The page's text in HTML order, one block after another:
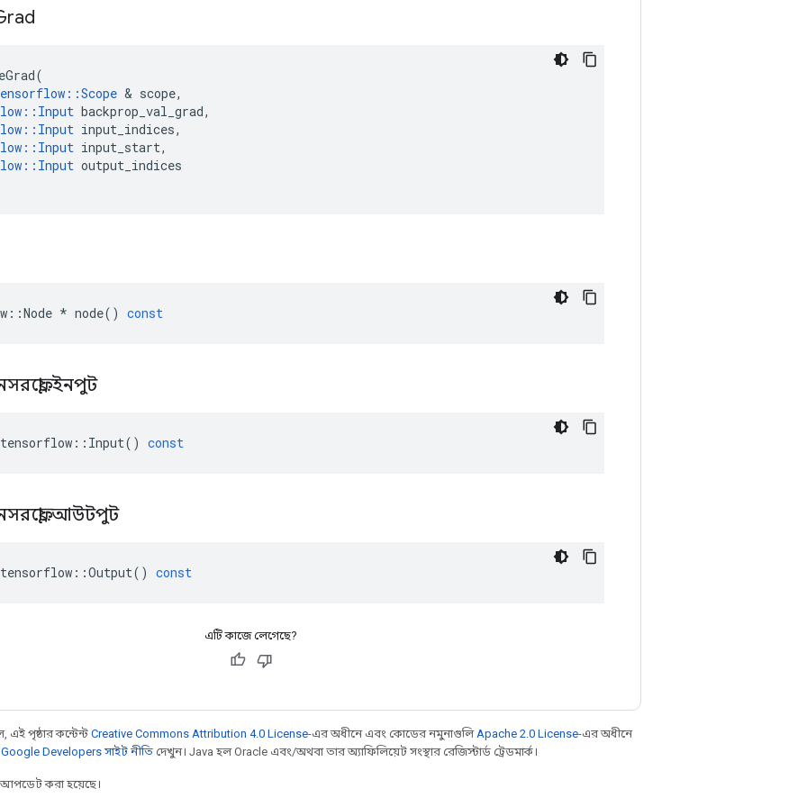
(
::Scope & scope,
:: Input backprop_val_grad,
:: Input input_indices,
:: Input input_start,
:: Input output_indices
::Node * node() const
::ইনপুট
tensorflow :: Input() const
::আউটপুট
tensorflow ::Output() const
এটি কাজে লেগেছে?
এই পৃষ্ঠার কন্টেন্ট Creative Commons Attribution 4.0 License-এর অধীনে এবং কোডের নমুনাগুলি Apache 2.0 License-এর অধীনে
Google Developers সাইট নীতি দেখুন। Java হল Oracle এবং/অথবা তার অ্যাফিলিয়েট সংস্থার রেজিস্টার্ড ট্রেডমার্ক।
আপডেট করা হয়েছে।